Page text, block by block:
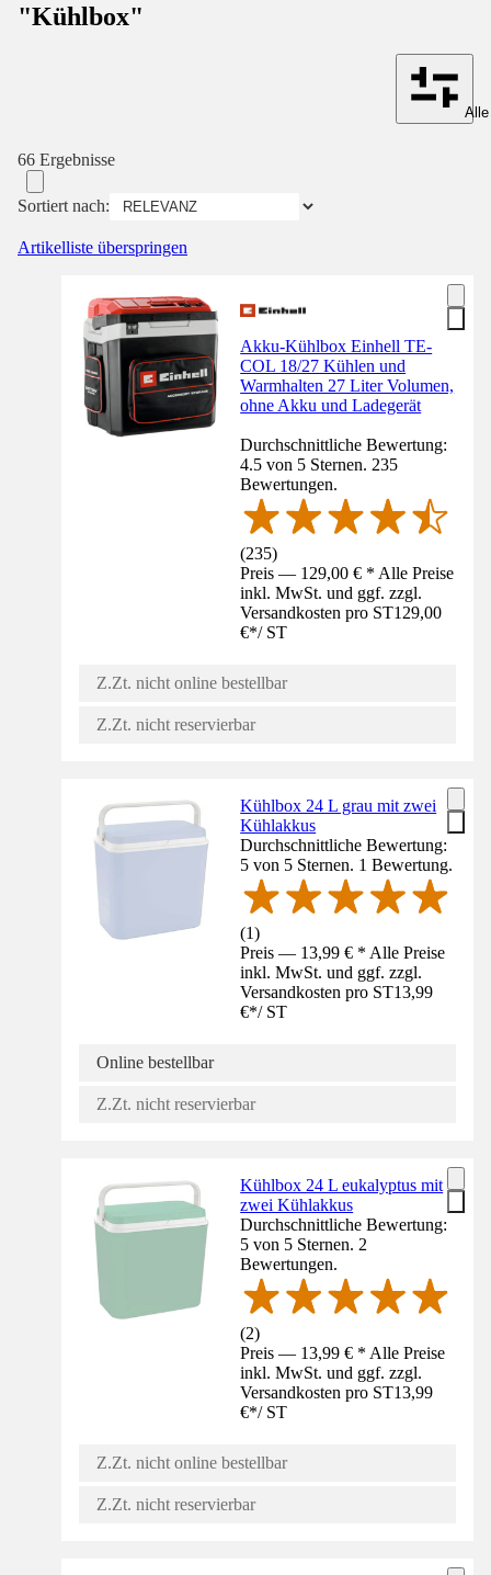
"Kühlbox"
66 Ergebnisse
Sortiert nach:
Artikelliste überspringen
Akku-Kühlbox Einhell TE-
COL 18/27 Kühlen und
Warmhalten 27 Liter Volumen,
ohne Akku und Ladegerät
Durchschnittliche Bewertung:
4.5 von 5 Sternen. 235
Bewertungen.
(235)
Preis — 129,00 € * Alle Preise
inkl. MwSt. und ggf. zzgl.
Versandkosten pro ST129,00
€*/ ST
Z.Zt. nicht online bestellbar
Z.Zt. nicht reservierbar
Kühlbox 24 L grau mit zwei
Kühlakkus
Durchschnittliche Bewertung:
5 von 5 Sternen. 1 Bewertung.
(1)
Preis — 13,99 € * Alle Preise
inkl. MwSt. und ggf. zzgl.
Versandkosten pro ST13,99
€*/ ST
Online bestellbar
Z.Zt. nicht reservierbar
Kühlbox 24 L eukalyptus mit
zwei Kühlakkus
Durchschnittliche Bewertung:
5 von 5 Sternen. 2
Bewertungen.
(2)
Preis — 13,99 € * Alle Preise
inkl. MwSt. und ggf. zzgl.
Versandkosten pro ST13,99
€*/ ST
Z.Zt. nicht online bestellbar
Z.Zt. nicht reservierbar